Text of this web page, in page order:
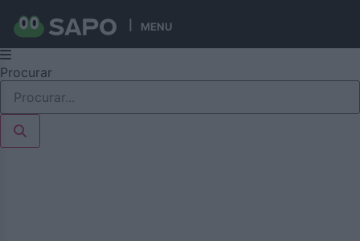
MENU
Pular
para
conteúdo
Procurar